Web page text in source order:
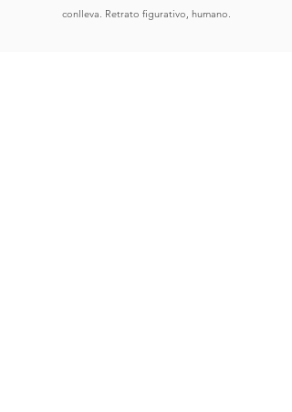
conlleva. Retrato figurativo, humano.